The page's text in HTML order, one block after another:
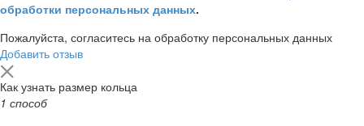
обработки персональных данных.
Пожалуйста, согласитесь на обработку персональных данных
Добавить отзыв
Как узнать размер кольца
1 способ